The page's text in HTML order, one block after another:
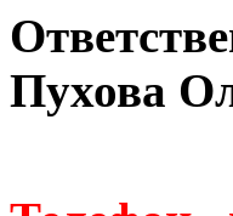
Пухова